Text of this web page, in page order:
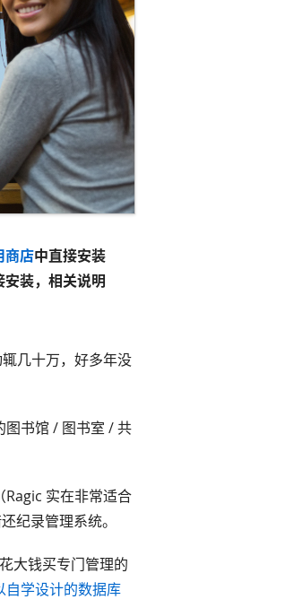
商店中直接安装
安装，相关说明
几十万，好多年没
图书馆 / 图书室 / 共
实在非常适合
纪录管理系统。
大钱买专门管理的
自学设计的数据库